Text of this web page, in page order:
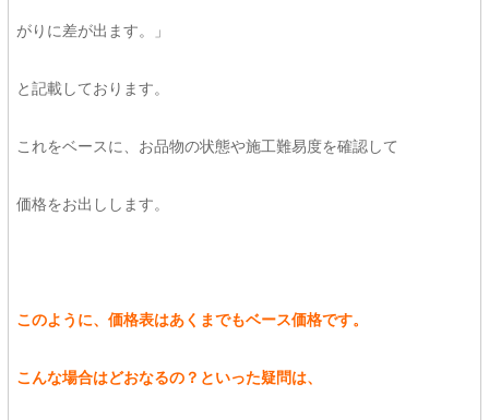
がりに差が出ます。」
と記載しております。
これをベースに、お品物の状態や施工難易度を確認して
価格をお出しします。
このように、価格表はあくまでもベース価格です。
こんな場合はどおなるの？といった疑問は、